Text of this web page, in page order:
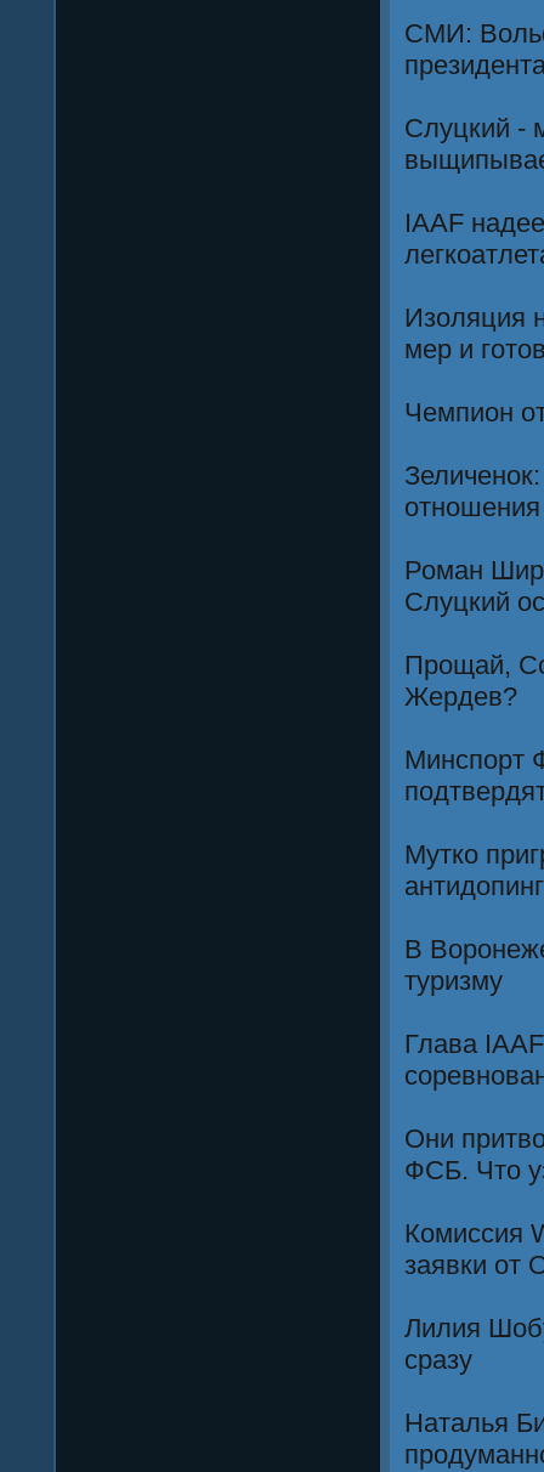
СМИ:
Слуцкий -
IAAF
Изоляция
мер и
Чемпион
Роман
Слуцкий
Прощай,
Жердев?
Минспорт
Мутко
В
туризму
Глава
Они
ФСБ. Что
Комиссия
заявки от
Лилия
сразу
Наталья